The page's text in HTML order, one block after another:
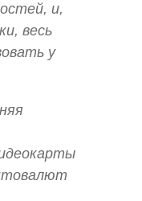
и,
весь
у